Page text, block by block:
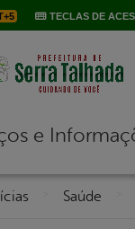
TECLAS DE
principal de
e
Saúde